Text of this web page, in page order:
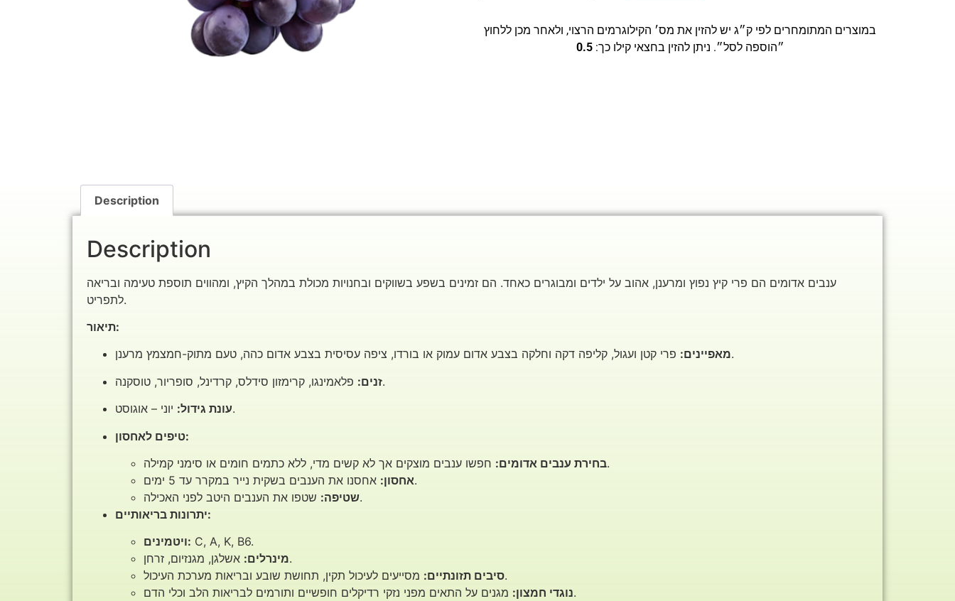
במוצרים המתומחרים לפי ק״ג יש להזין את מס׳ הקילוגרמים הרצוי, ולאחר מכן ללחוץ
״הוספה לסל״. ניתן להזין בחצאי קילו כך:0.5
Description
Description
ענבים אדומים הם פרי קיץ נפוץ ומרענן, אהוב על ילדים ומבוגרים כאחד. הם זמינים בשפע בשווקים ובחנויות מכולת במהלך הקיץ, ומהווים תוספת טעימה ובריאה
לתפריט.
תיאור:
מאפיינים:פרי קטן ועגול, קליפה דקה וחלקה בצבע אדום עמוק או בורדו, ציפה עסיסית בצבע אדום כהה, טעם מתוק-חמצמץ מרענן.
זנים:פלאמינגו, קרימזון סידלס, קרדינל, סופריור, טוסקנה.
עונת גידול:יוני – אוגוסט.
טיפים לאחסון:
בחירת ענבים אדומים:חפשו ענבים מוצקים אך לא קשים מדי, ללא כתמים חומים או סימני קמילה.
אחסון:אחסנו את הענבים בשקית נייר במקרר עד 5 ימים.
שטיפה:שטפו את הענבים היטב לפני האכילה.
יתרונות בריאותיים:
ויטמינים: C, A, K, B6.
מינרלים:אשלגן, מגנזיום, זרחן.
סיבים תזונתיים:מסייעים לעיכול תקין, תחושת שובע ובריאות מערכת העיכול.
נוגדי חמצון:מגנים על התאים מפני נזקי רדיקלים חופשיים ותורמים לבריאות הלב וכלי הדם.